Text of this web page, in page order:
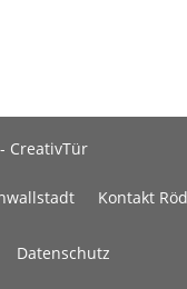
CreativTür
Kontakt
Datenschutz